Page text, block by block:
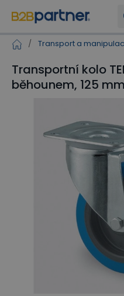
/ Transport a
Transportní kolo
běhounem, 125